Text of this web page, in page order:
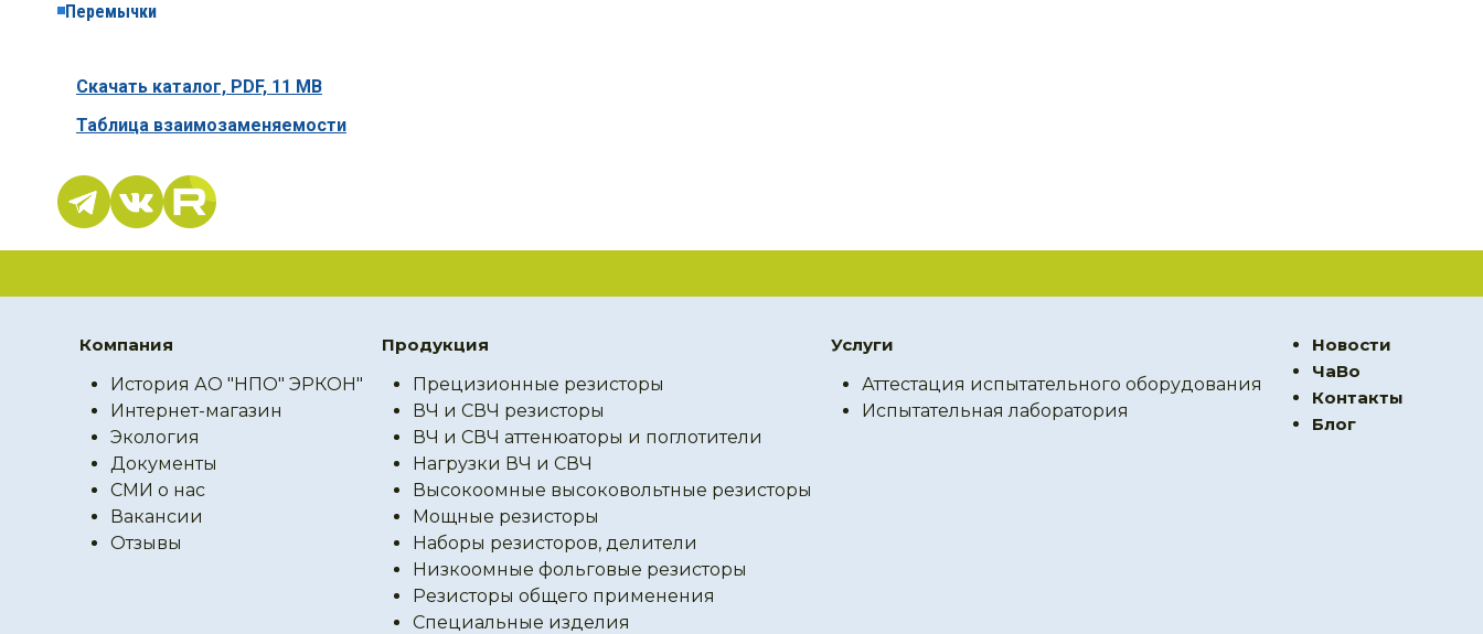
Перемычки
Скачать каталог, PDF, 11 MB
Таблица взаимозаменяемости
Компания
История АО "НПО" ЭРКОН"
Интернет-магазин
Экология
Документы
СМИ о нас
Вакансии
Отзывы
Продукция
Прецизионные резисторы
ВЧ и СВЧ резисторы
ВЧ и СВЧ аттенюаторы и поглотители
Нагрузки ВЧ и СВЧ
Высокоомные высоковольтные резисторы
Мощные резисторы
Наборы резисторов, делители
Низкоомные фольговые резисторы
Резисторы общего применения
Специальные изделия
Услуги
Аттестация испытательного оборудования
Испытательная лаборатория
Новости
ЧаВо
Контакты
Блог